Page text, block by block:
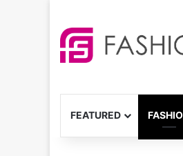
FEATURED